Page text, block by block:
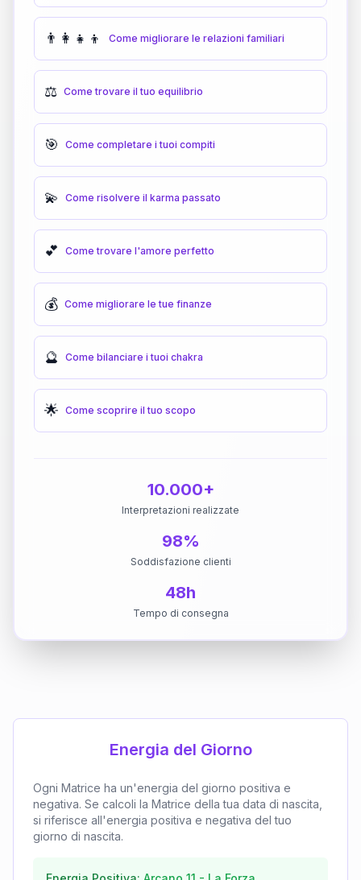
👨‍👩‍👧‍👦 Come migliorare le relazioni familiari
⚖️ Come trovare il tuo equilibrio
🎯 Come completare i tuoi compiti
💫 Come risolvere il karma passato
💕 Come trovare l'amore perfetto
💰 Come migliorare le tue finanze
🔮 Come bilanciare i tuoi chakra
🌟 Come scoprire il tuo scopo
10.000+
Interpretazioni realizzate
98%
Soddisfazione clienti
48h
Tempo di consegna
Energia del Giorno
Ogni Matrice ha un'energia del giorno positiva e
negativa. Se calcoli la Matrice della tua data di nascita,
si riferisce all'energia positiva e negativa del tuo
giorno di nascita.